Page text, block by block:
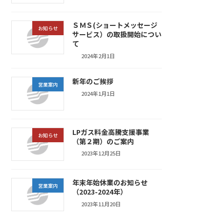
お知らせ
ＳＭＳ(ショートメッセージ
サービス）の取扱開始につい
て
2024年2月1日
営業案内 新年のご挨拶
2024年1月1日
お知らせ
LPガス料金高騰支援事業
（第２期）のご案内
2023年12月25日
営業案内
年末年始休業のお知らせ
（2023-2024年）
2023年11月20日